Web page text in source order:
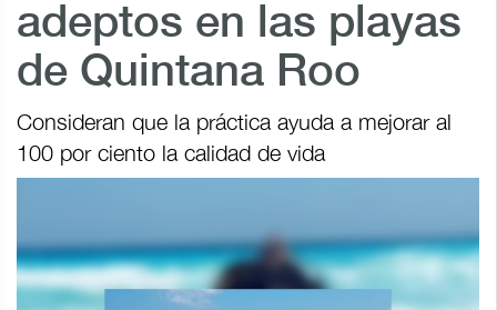
adeptos en las playas
de Quintana Roo
Consideran que la práctica ayuda a mejorar al
100 por ciento la calidad de vida